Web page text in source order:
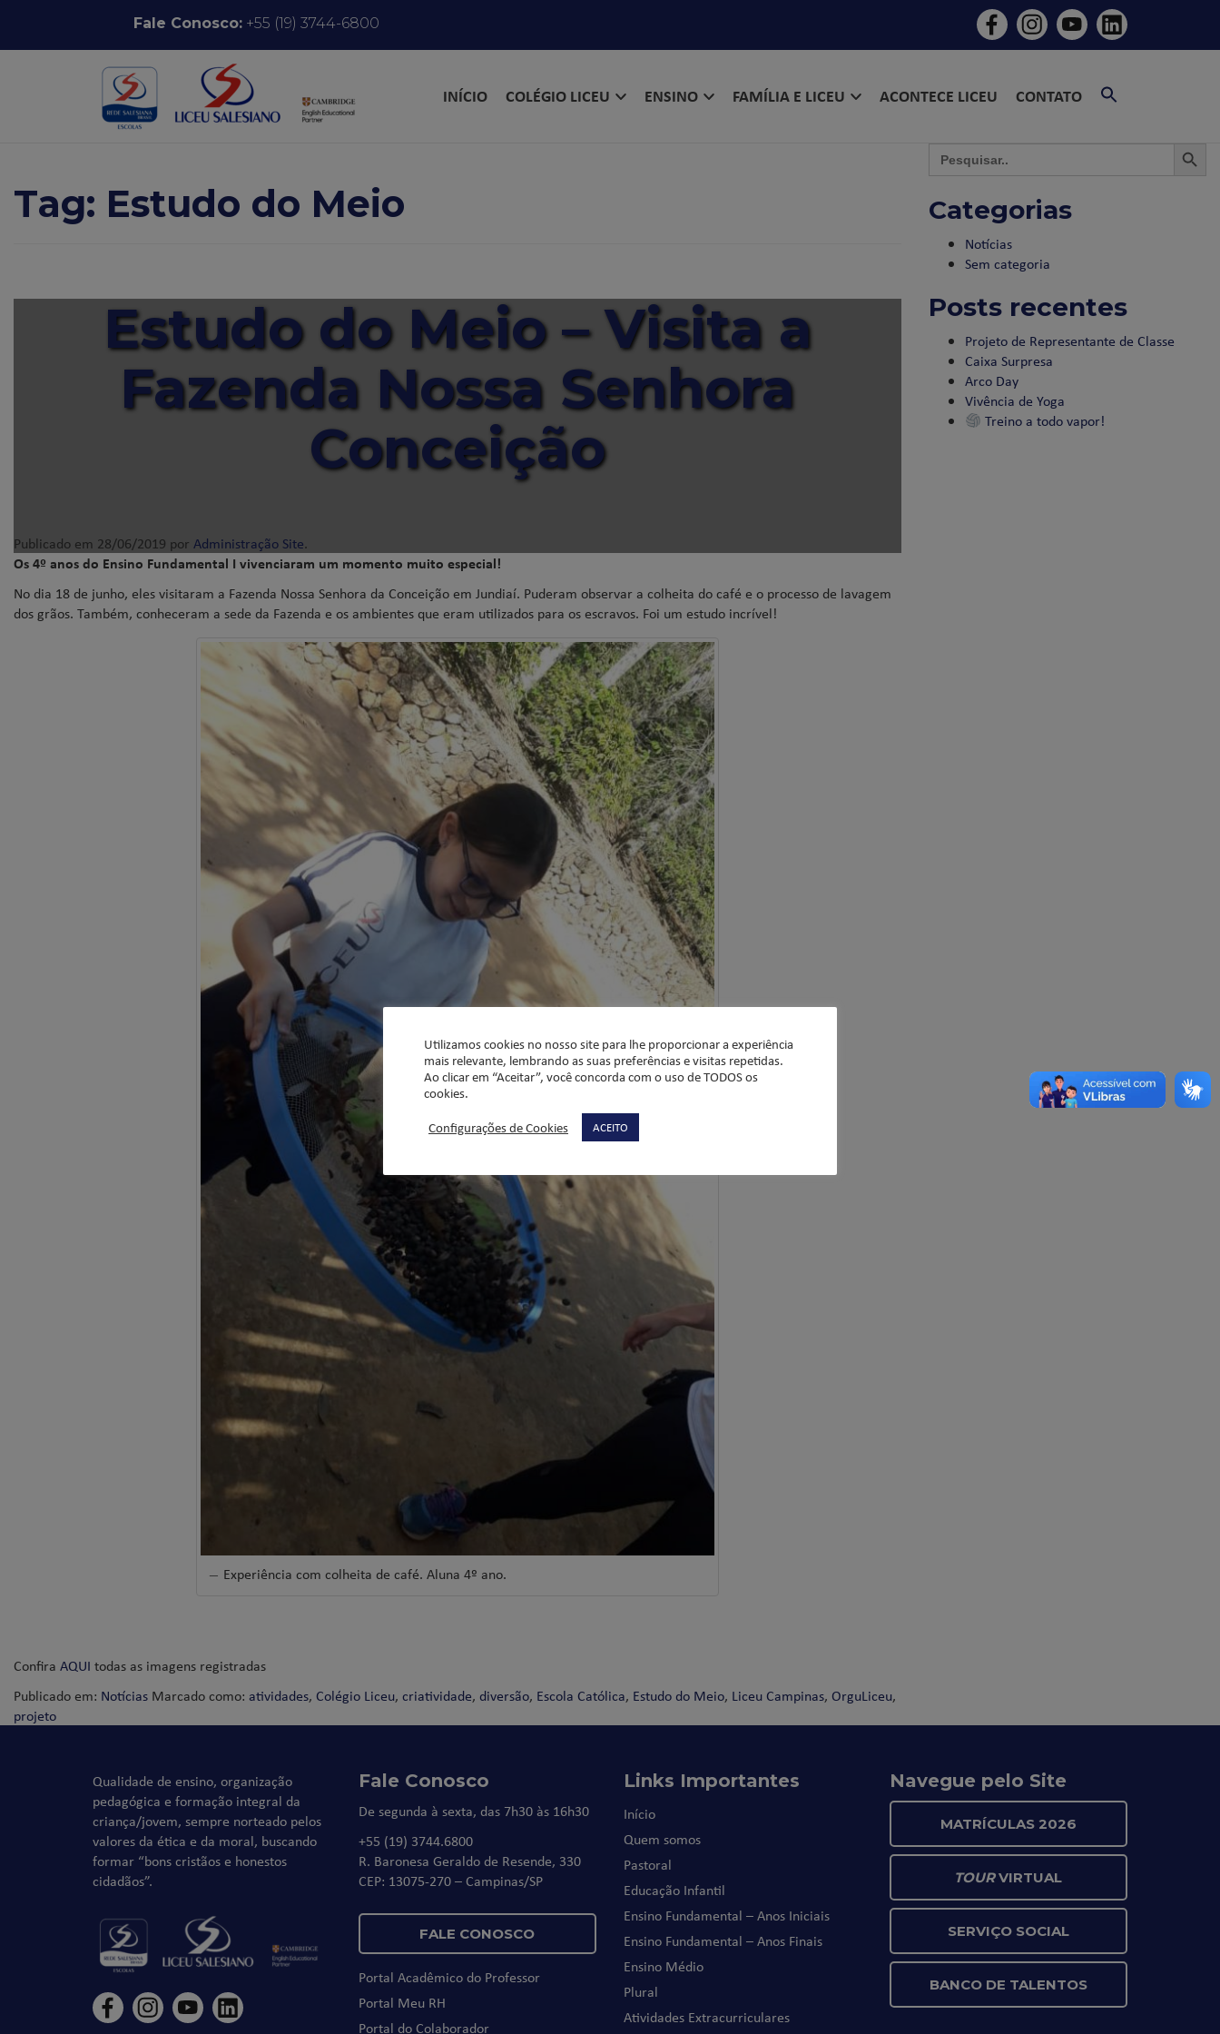
Pular para o conteúdoFale Conosco:+55 (19) 3744-6800
INÍCIO COLÉGIO LICEU ENSINO FAMÍLIA E LICEU ACONTECE LICEU CONTATO
Tag: Estudo do Meio
Estudo do Meio – Visita a
Fazenda Nossa Senhora
Conceição
Publicado em 28/06/2019 por Administração Site.
Os 4º anos do Ensino Fundamental I vivenciaram um momento muito especial!
No dia 18 de junho, eles visitaram a Fazenda Nossa Senhora da Conceição em Jundiaí. Puderam observar a colheita do café e o processo de lavagem
dos grãos. Também, conheceram a sede da Fazenda e os ambientes que eram utilizados para os escravos. Foi um estudo incrível!
Experiência com colheita de café. Aluna 4º ano.
Confira AQUI todas as imagens registradas
Publicado em: Notícias Marcado como: atividades, Colégio Liceu, criatividade, diversão, Escola Católica, Estudo do Meio, Liceu Campinas, OrguLiceu,
projeto
Search
for:
Categorias
Notícias
Sem categoria
Posts recentes
Projeto de Representante de Classe
Caixa Surpresa
Arco Day
Vivência de Yoga
Treino a todo vapor!
Qualidade de ensino, organização
pedagógica e formação integral da
criança/jovem, sempre norteado pelos
valores da ética e da moral, buscando
formar “bons cristãos e honestos
cidadãos”.
Fale Conosco
De segunda à sexta, das 7h30 às 16h30
+55 (19) 3744.6800
R. Baronesa Geraldo de Resende, 330
CEP: 13075-270 – Campinas/SP
FALE CONOSCO
Portal Acadêmico do Professor
Portal Meu RH
Portal do Colaborador
Links Importantes
Início
Quem somos
Pastoral
Educação Infantil
Ensino Fundamental – Anos Iniciais
Ensino Fundamental – Anos Finais
Ensino Médio
Plural
Atividades Extracurriculares
Navegue pelo Site
MATRÍCULAS 2026
TOURVIRTUAL
SERVIÇO SOCIAL
BANCO DE TALENTOS
Utilizamos cookies no nosso site para lhe proporcionar a experiência
mais relevante, lembrando as suas preferências e visitas repetidas.
Ao clicar em “Aceitar”, você concorda com o uso de TODOS os
cookies.
Configurações de Cookies
ACEITO